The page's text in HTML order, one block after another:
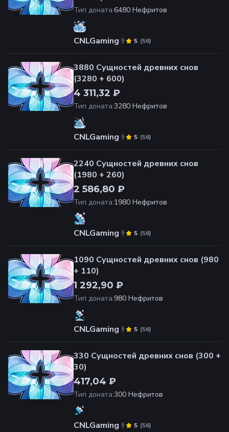
Тип доната:6480 Нефритов
CNLGaming (56)
5
3880 Сущностей древних снов
(3280 + 600)
4 311,32 ₽
Тип доната:3280 Нефритов
CNLGaming (56)
5
2240 Сущностей древних снов
(1980 + 260)
2 586,80 ₽
Тип доната:1980 Нефритов
CNLGaming (56)
5
1090 Сущностей древних снов (980
+ 110)
1 292,90 ₽
Тип доната:980 Нефритов
CNLGaming (56)
5
330 Сущностей древних снов (300 +
30)
417,04 ₽
Тип доната:300 Нефритов
CNLGaming (56)
5